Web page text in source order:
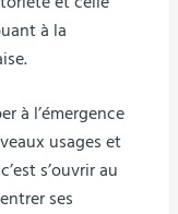
à la
à l’émergence
usages et
s’ouvrir au
ses